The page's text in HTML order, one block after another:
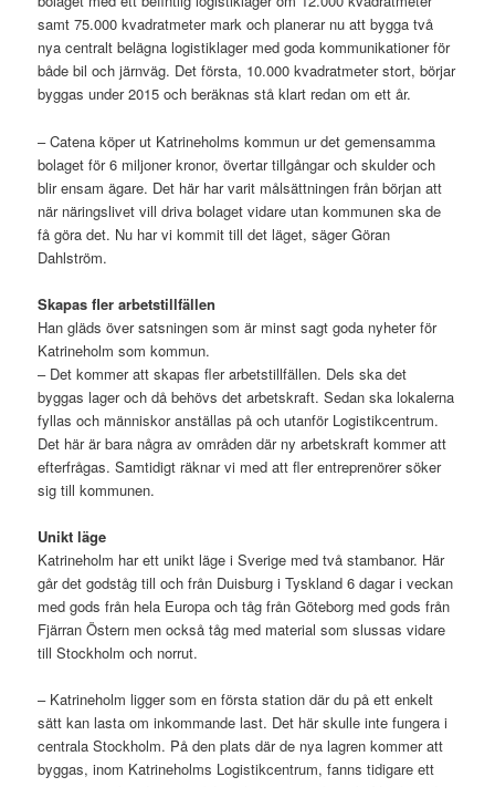
samt 75.000 kvadratmeter mark och planerar nu att bygga två
nya centralt belägna logistiklager med goda kommunikationer för
både bil och järnväg. Det första, 10.000 kvadratmeter stort, börjar
byggas under 2015 och beräknas stå klart redan om ett år.
– Catena köper ut Katrineholms kommun ur det gemensamma
bolaget för 6 miljoner kronor, övertar tillgångar och skulder och
blir ensam ägare. Det här har varit målsättningen från början att
när näringslivet vill driva bolaget vidare utan kommunen ska de
få göra det. Nu har vi kommit till det läget, säger Göran
Dahlström.
Skapas fler arbetstillfällen
Han gläds över satsningen som är minst sagt goda nyheter för
Katrineholm som kommun.
– Det kommer att skapas fler arbetstillfällen. Dels ska det
byggas lager och då behövs det arbetskraft. Sedan ska lokalerna
fyllas och människor anställas på och utanför Logistikcentrum.
Det här är bara några av områden där ny arbetskraft kommer att
efterfrågas. Samtidigt räknar vi med att fler entreprenörer söker
sig till kommunen.
Unikt läge
Katrineholm har ett unikt läge i Sverige med två stambanor. Här
går det godståg till och från Duisburg i Tyskland 6 dagar i veckan
med gods från hela Europa och tåg från Göteborg med gods från
Fjärran Östern men också tåg med material som slussas vidare
till Stockholm och norrut.
– Katrineholm ligger som en första station där du på ett enkelt
sätt kan lasta om inkommande last. Det här skulle inte fungera i
centrala Stockholm. På den plats där de nya lagren kommer att
byggas, inom Katrineholms Logistikcentrum, fanns tidigare ett